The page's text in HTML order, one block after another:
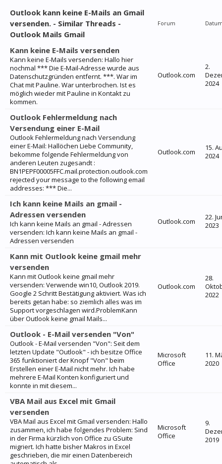
Outlook kann keine E-Mails an Gmail
versenden. - Similar Threads -
Outlook Mails Gmail
Forum
Kann keine E-Mails versenden
Kann keine E-Mails versenden: Hallo hier
nochmal *** Die E-Mail-Adresse wurde aus
Datenschutzgründen entfernt. ***. War im
Chat mit Pauline. War unterbrochen. Ist es
möglich wieder mit Pauline in Kontakt zu
kommen.
Outlook.com
2.
2024
Outlook Fehlermeldung nach
Versendung einer E-Mail
Outlook Fehlermeldung nach Versendung
einer E-Mail: Hallöchen Liebe Community,
bekomme folgende Fehlermeldung von
anderen Leuten zugesandt :
BN1PEPF00005FFC.mail.protection.outlook.com
rejected your message to the following email
addresses: *** Die...
Outlook.com
15.
2024
Ich kann keine Mails an gmail -
Adressen versenden
Ich kann keine Mails an gmail - Adressen
versenden: Ich kann keine Mails an gmail -
Adressen versenden
Outlook.com
22.
2023
Kann mit Outlook keine gmail mehr
versenden
Kann mit Outlook keine gmail mehr
versenden: Verwende win10, Outlook 2019.
Google 2 Schritt Bestätigung aktiviert. Was ich
bereits getan habe: so ziemlich alles was im
Support vorgeschlagen wird.ProblemKann
über Outlook keine gmail Mails...
Outlook.com
28.
2022
Outlook - E-Mail versenden "Von"
Outlook - E-Mail versenden "Von": Seit dem
letzten Update "Outlook" - ich besitze Office
365 funktioniert der Knopf "Von" beim
Erstellen einer E-Mail nicht mehr. Ich habe
mehrere E-Mail Konten konfiguriert und
konnte in mit diesem...
Microsoft
Office
11.
2020
VBA Mail aus Excel mit Gmail
versenden
VBA Mail aus Excel mit Gmail versenden: Hallo
zusammen, ich habe folgendes Problem: Sind
in der Firma kürzlich von Office zu GSuite
migriert. Ich hatte bisher Makros in Excel
geschrieben, die mir einen Datenbereich
Microsoft
Office
9.
2019